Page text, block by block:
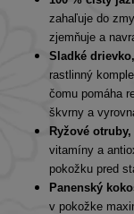
zahaľuje do
zjemňuje a
Sladké
rastlinný
čomu pomáha
škvrny a
Ryžové
vitamíny a
pokožku pred
Panenský
v pokožke